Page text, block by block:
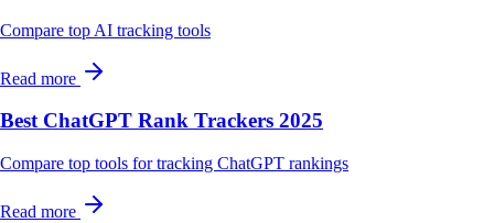
Compare top AI tracking tools
Read more
Best ChatGPT Rank Trackers 2025
Compare top tools for tracking ChatGPT rankings
Read more